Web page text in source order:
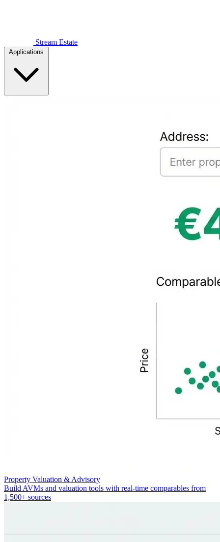
Stream Estate
Applications
Property Valuation & Advisory
Build AVMs and valuation tools with real-time comparables from
1,500+ sources